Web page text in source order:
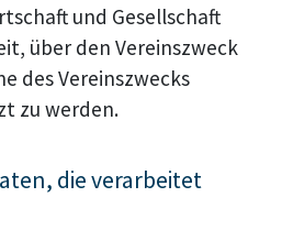
und Gesellschaft
über den Vereinszweck
des Vereinszwecks
zu werden.
die verarbeitet